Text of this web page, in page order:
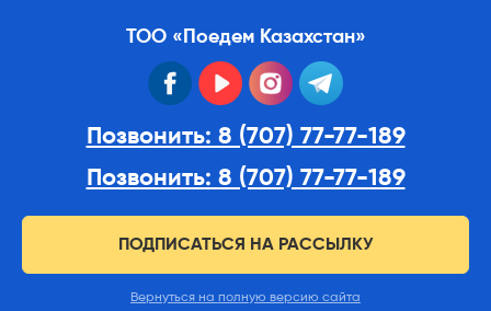
ТОО «Поедем Казахстан»
facebook youtube instagram
Позвонить: 8 (707) 77-77-189
Позвонить: 8 (707) 77-77-189
ПОДПИСАТЬСЯ НА РАССЫЛКУ
Вернуться на полную версию сайта